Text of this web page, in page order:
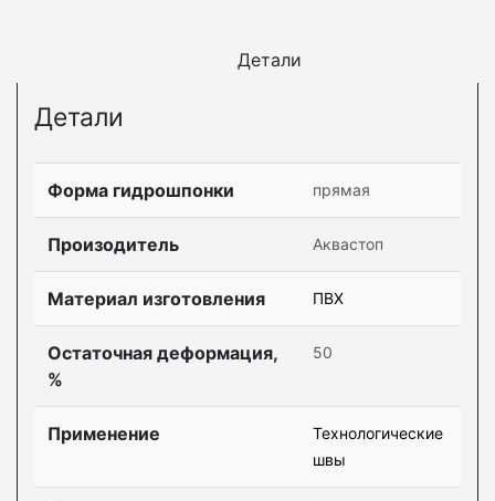
Детали
Детали
Форма гидрошпонки прямая
Произодитель Аквастоп
Материал изготовления ПВХ
Остаточная деформация,
%
50
Применение
Технологические
швы